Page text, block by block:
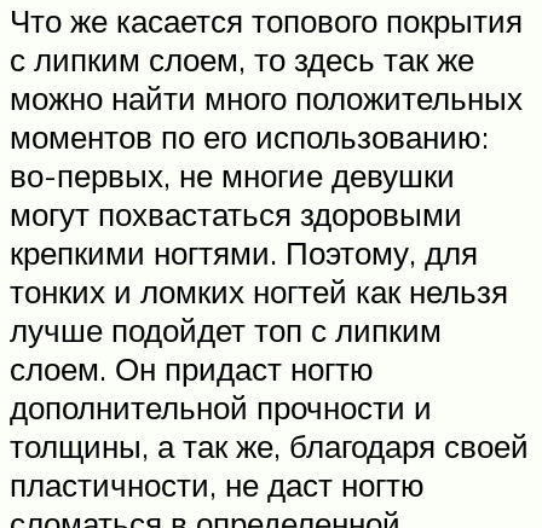
Что же касается топового покрытия
с липким слоем, то здесь так же
можно найти много положительных
моментов по его использованию:
во-первых, не многие девушки
могут похвастаться здоровыми
крепкими ногтями. Поэтому, для
тонких и ломких ногтей как нельзя
лучше подойдет топ с липким
слоем. Он придаст ногтю
дополнительной прочности и
толщины, а так же, благодаря своей
пластичности, не даст ногтю